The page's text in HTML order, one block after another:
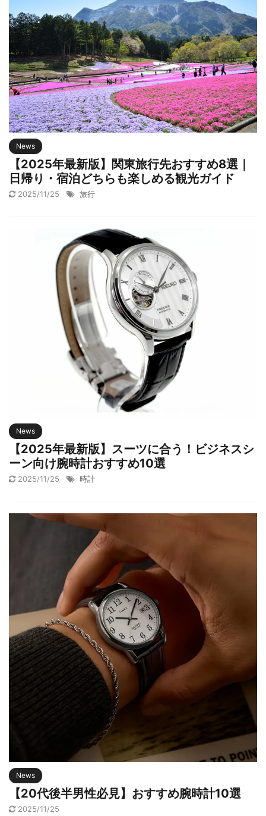
News
【2025年最新版】関東旅行先おすすめ8選｜
日帰り・宿泊どちらも楽しめる観光ガイド
2025/11/25 旅行
News
【2025年最新版】スーツに合う！ビジネスシ
ーン向け腕時計おすすめ10選
2025/11/25 時計
News
【20代後半男性必見】おすすめ腕時計10選
2025/11/25